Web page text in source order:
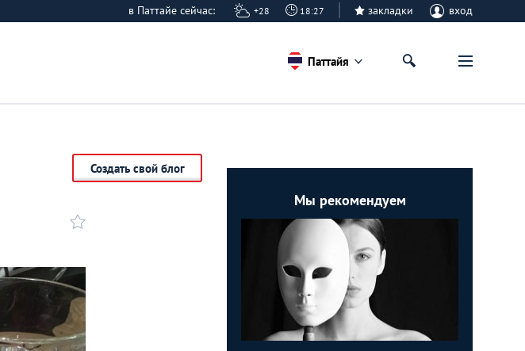
в Паттайе сейчас: +28 18:27 закладки вход
Паттайя
Создать свой блог
Мы рекомендуем